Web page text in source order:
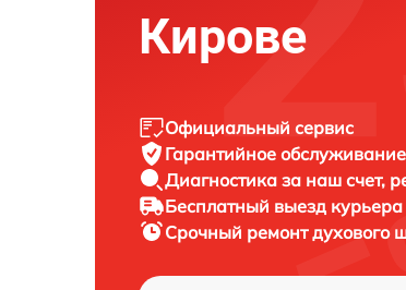
Кирове
Официальный сервис
Гарантийное обслуживание
Диагностика за наш счет,
Бесплатный выезд курьера
Срочный ремонтдухового